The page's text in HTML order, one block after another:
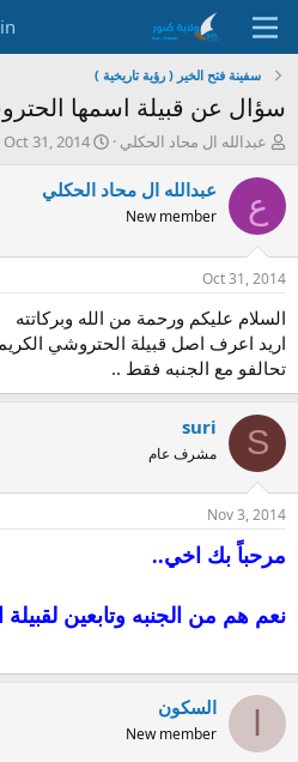
سفينة فتح الخير ( رؤية تاريخية )
سؤال عن قبيلة اسمها
T
r
e
a
d
s
t
t
e
r
عبدالله ال محاد الحكلي
S
a
t
e
Oct 31, 2014
ع عبدالله ال محاد الحكلي
New member
Oct 31, 2014
السلام عليكم ورحمة من الله وبركاتته
اريد اعرف اصل قبيلة الحتروشي
تحالفو مع الجنبه فقط ..
S
suri
مشرف عام
Nov 3, 2014
مرحباً بك اخي..
نعم هم من الجنبه وتابعين
السكون
New member